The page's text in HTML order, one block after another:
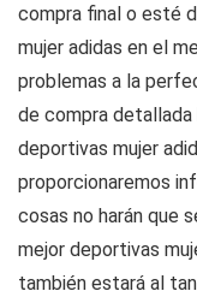
compra final o esté
mujer adidas en el
problemas a la
de compra
deportivas mujer
proporcionaremos
cosas no harán que
mejor deportivas
también estará al